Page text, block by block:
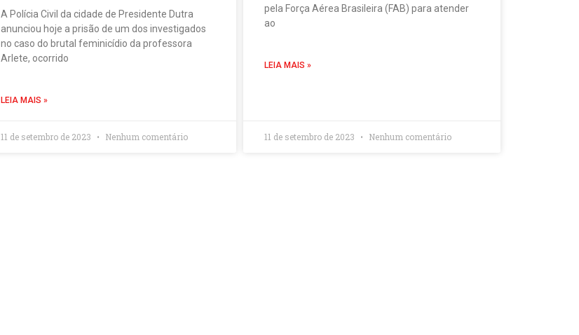
A Polícia Civil da cidade de Presidente Dutra
anunciou hoje a prisão de um dos investigados
no caso do brutal feminicídio da professora
Arlete, ocorrido
LEIA MAIS »
11 de setembro de 2023 Nenhum comentário
pela Força Aérea Brasileira (FAB) para atender
ao
LEIA MAIS »
11 de setembro de 2023 Nenhum comentário